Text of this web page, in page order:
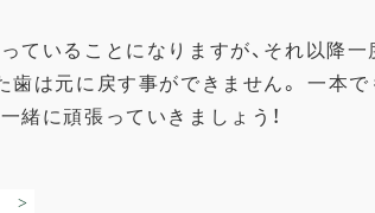
ていることになりますが、それ以降
歯は元に戻す事ができません。 一本
緒に頑張っていきましょう！
>